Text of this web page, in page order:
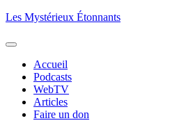
Aller
contenu
Les Mystérieux Étonnants
Accueil
Podcasts
WebTV
Articles
Faire un don